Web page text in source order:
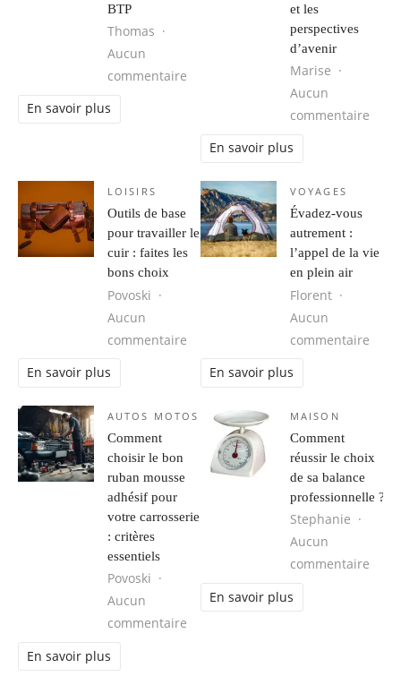
BTP
Thomas
Aucun
commentaire sur Comment sensibiliser vos
En savoir plus
et les
perspectives
d’avenir
Marise
Aucun
commentaire
En savoir plus
LOISIRS
Outils de base
pour travailler le
cuir : faites les
bons choix
Povoski
Aucun
commentaire sur Outils de base pour travailler
En savoir plus
VOYAGES
Évadez-vous
autrement :
l’appel de la vie
en plein air
Florent
Aucun
commentaire
En savoir plus
AUTOS MOTOS
Comment
choisir le bon
ruban mousse
adhésif pour
votre carrosserie
: critères
essentiels
Povoski
Aucun
commentaire
En savoir plus
MAISON
Comment
réussir le choix
de sa balance
professionnelle ?
Stephanie
Aucun
commentaire
En savoir plus